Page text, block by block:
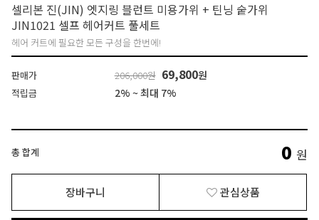
셀리본 진(JIN) 엣지링 블런트 미용가위 + 틴닝 숱가위
JIN1021 셀프 헤어커트 풀세트
헤어 커트에 필요한 모든 구성을 한번에!
판매가 206,000원 69,800원
적립금 2% ~ 최대 7%
총 합계 0 원
장바구니 관심상품